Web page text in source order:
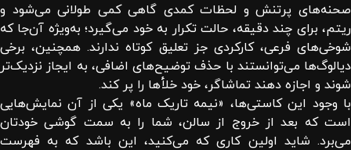
صحنه‌های پرتنش و لحظات کمدی گاهی کمی طولانی می‌شود و
ریتم، برای چند دقیقه، حالت تکرار به خود می‌گیرد؛ به‌ویژه آن‌جا که
شوخی‌های فرعی، کارکردی جز تعلیق کوتاه ندارند. همچنین، برخی
دیالوگ‌ها می‌توانستند با حذف توضیح‌های اضافی، به ایجاز نزدیک‌تر
شوند و اجازه دهند تماشاگر، خود خلأها را پر کند.
با وجود این کاستی‌ها، «نیمه تاریک ماه» یکی از آن نمایش‌هایی
است که بعد از خروج از سالن، شما را به سمت گوشی خودتان
می‌برد. شاید اولین کاری که می‌کنید، این باشد که به فهرست